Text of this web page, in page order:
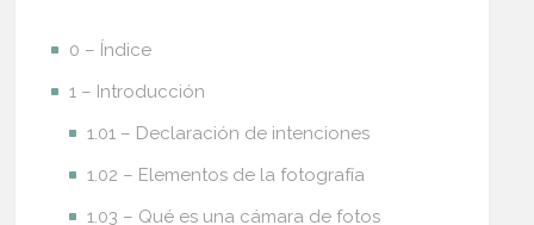
0 – Índice
1 – Introducción
1.01 – Declaración de intenciones
1.02 – Elementos de la fotografía
1.03 – Qué es una cámara de fotos